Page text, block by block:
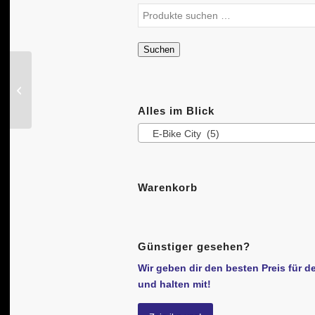
Suchen
Alles im Blick
E-Bike City (5)
Warenkorb
Günstiger gesehen?
Wir geben dir den besten Preis für
und halten mit!